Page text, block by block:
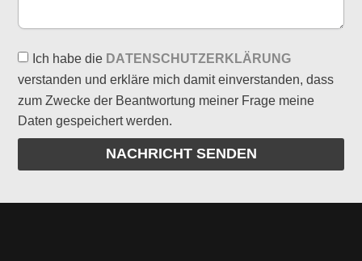
Ich habe die DATENSCHUTZERKLÄRUNG
verstanden und erkläre mich damit einverstanden, dass
zum Zwecke der Beantwortung meiner Frage meine
Daten gespeichert werden.
NACHRICHT SENDEN